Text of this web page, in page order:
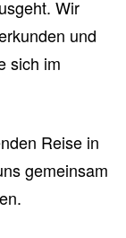
Wir
und
sich im
Reise in
gemeinsam